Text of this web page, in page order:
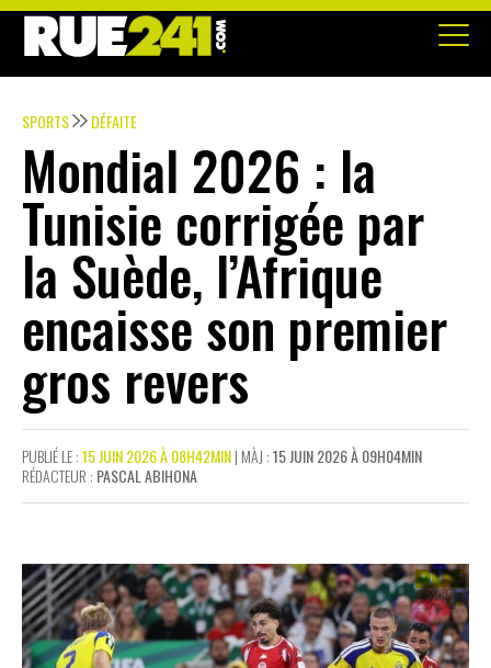
SPORTS DÉFAITE
Mondial 2026 : la
Tunisie corrigée par
la Suède, l’Afrique
encaisse son premier
gros revers
PUBLIÉ LE :15 JUIN 2026 À 08H42MIN| MÀJ :15 JUIN 2026 À 09H04MIN
RÉDACTEUR : PASCAL ABIHONA